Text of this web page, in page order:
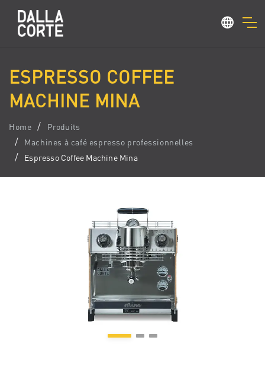
ESPRESSO COFFEE
MACHINE MINA
Home
Produits
Machines à café espresso professionnelles
Espresso Coffee Machine Mina